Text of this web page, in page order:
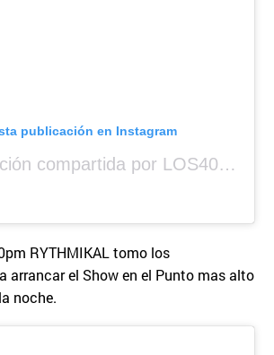
publicación en Instagram
Una publicación compartida por LOS40 Panamá (@los40panama)
RYTHMIKAL tomo los
arrancar el Show en el Punto mas alto
noche.